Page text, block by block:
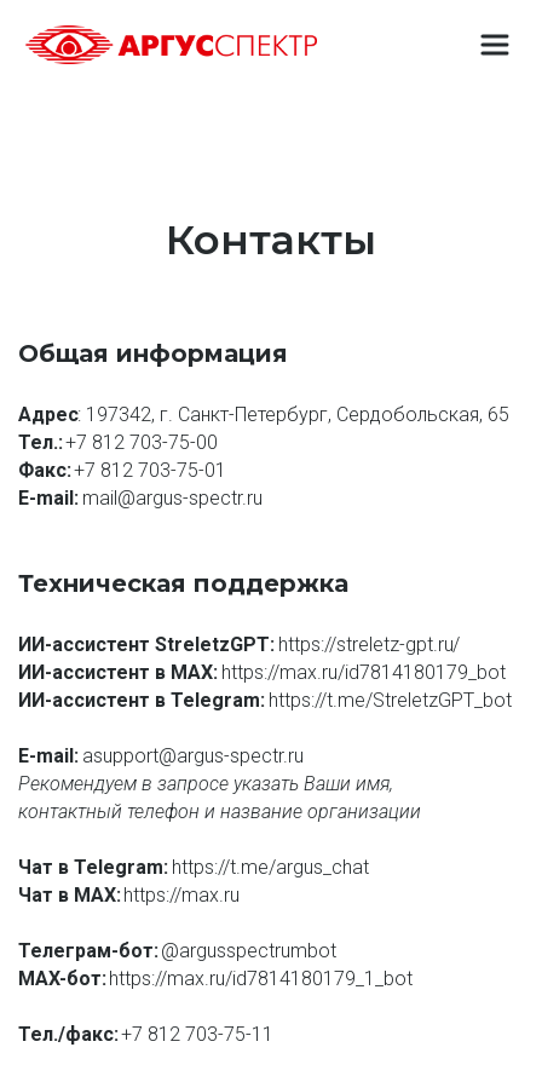
Контакты
Общая информация
Адрес: 197342, г. Санкт-Петербург, Сердобольская, 65
Тел.:+7 812 703-75-00
Факс:+7 812 703-75-01
E-mail: mail@argus-spectr.ru
Техническая поддержка
ИИ-ассистент StreletzGPT: https://streletz-gpt.ru/
ИИ-ассистент в MAX: https://max.ru/id7814180179_bot
ИИ-ассистент в Telegram: https://t.me/StreletzGPT_bot
E-mail: asupport@argus-spectr.ru
Рекомендуем в запросе указать Ваши имя,
контактный телефон и название организации
Чат в Telegram: https://t.me/argus_chat
Чат в MAX:https://max.ru
Телеграм-бот:@argusspectrumbot
MAX-бот:https://max.ru/id7814180179_1_bot
Тел./факс:+7 812 703-75-11